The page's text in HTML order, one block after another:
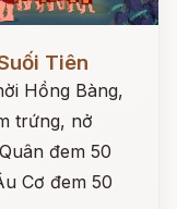
Tiên
Hồng Bàng,
trứng, nở
đem 50
Cơ đem 50